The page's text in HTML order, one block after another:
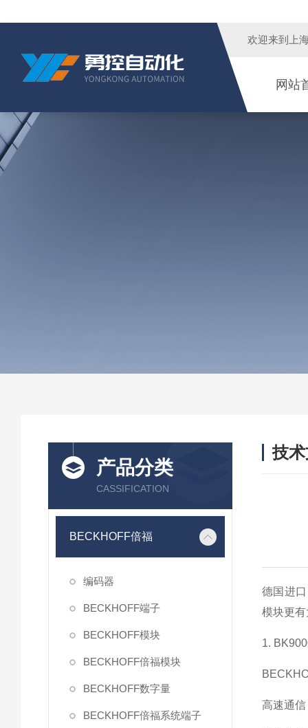
欢迎来到 上
网站
产品分类
CASSIFICATION
BECKHOFF倍福
编码器
BECKHOFF端子
BECKHOFF模块
BECKHOFF倍福模块
BECKHOFF数字量
BECKHOFF倍福系统端子
技
德国进
模块更
1.
高速通